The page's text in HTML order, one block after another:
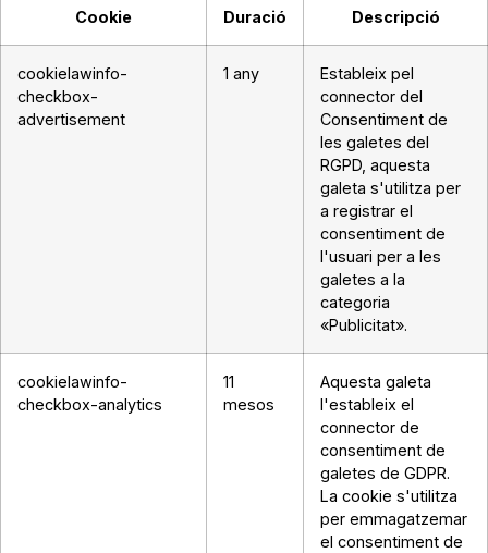
Cookie Duració Descripció
cookielawinfo-
checkbox-
advertisement
1 any
Estableix pel
connector del
Consentiment de
les galetes del
RGPD, aquesta
galeta s'utilitza per
a registrar el
consentiment de
l'usuari per a les
galetes a la
categoria
«Publicitat».
cookielawinfo-
checkbox-analytics
11
mesos
Aquesta galeta
l'estableix el
connector de
consentiment de
galetes de GDPR.
La cookie s'utilitza
per emmagatzemar
el consentiment de